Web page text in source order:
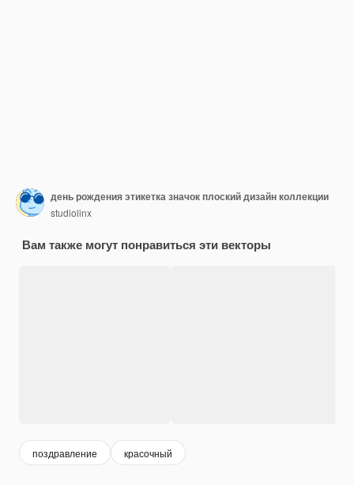
день рождения этикетка значок плоский дизайн коллекции
studiolinx
Вам также могут понравиться эти векторы
поздравление красочный